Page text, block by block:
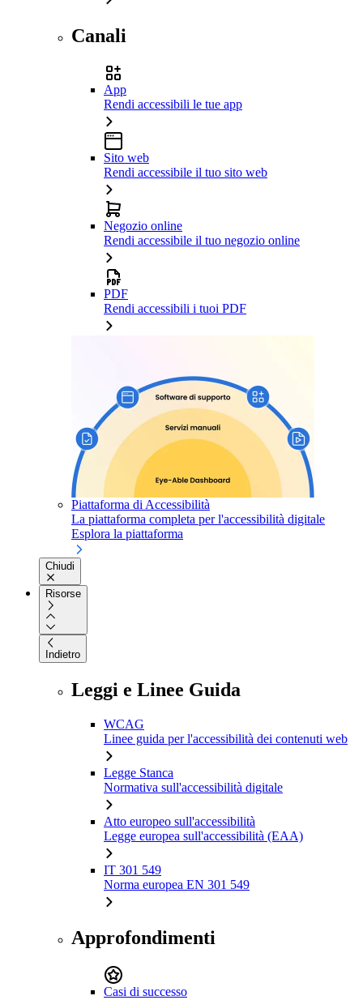
Canali
App
Rendi accessibili le tue app
Sito web
Rendi accessibile il tuo sito web
Negozio online
Rendi accessibile il tuo negozio online
PDF
Rendi accessibili i tuoi PDF
Piattaforma di Accessibilità
La piattaforma completa per l'accessibilità digitale
Esplora la piattaforma
Chiudi
Risorse
Indietro
Leggi e Linee Guida
WCAG
Linee guida per l'accessibilità dei contenuti web
Legge Stanca
Normativa sull'accessibilità digitale
Atto europeo sull'accessibilità
Legge europea sull'accessibilità (EAA)
IT 301 549
Norma europea EN 301 549
Approfondimenti
Casi di successo